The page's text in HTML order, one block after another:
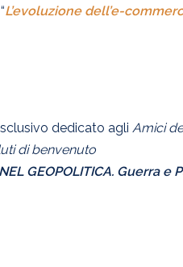
L’evoluzione dell’e-
dedicato agli Amici
di benvenuto
GEOPOLITICA. Guerra e